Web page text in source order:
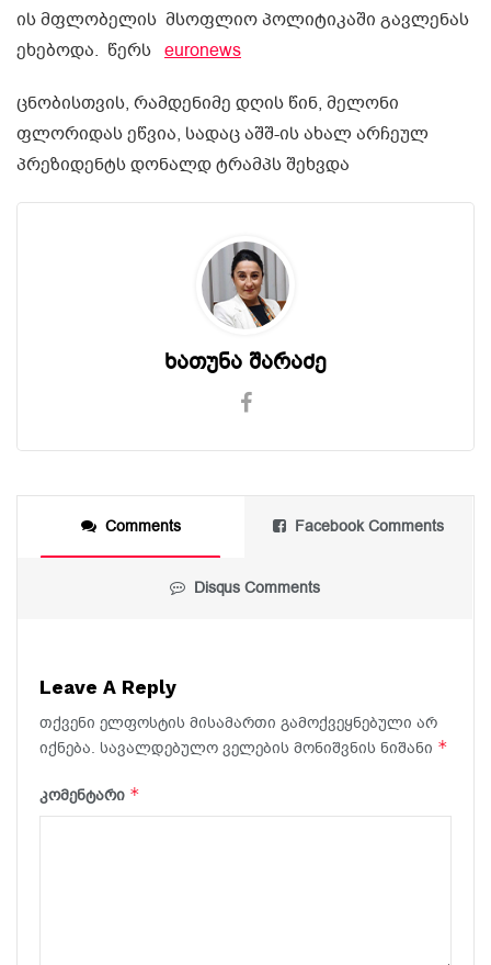
ის მფლობელის მსოფლიო პოლიტიკაში გავლენას
ეხებოდა. წერს euronews
ცნობისთვის, რამდენიმე დღის წინ, მელონი
ფლორიდას ეწვია, სადაც აშშ-ის ახალ არჩეულ
პრეზიდენტს დონალდ ტრამპს შეხვდა
ხათუნა შარაძე
Comments Facebook Comments
Disqus Comments
Leave A Reply
თქვენი ელფოსტის მისამართი გამოქვეყნებული არ
იქნება. სავალდებულო ველების მონიშვნის ნიშანი *
კომენტარი *